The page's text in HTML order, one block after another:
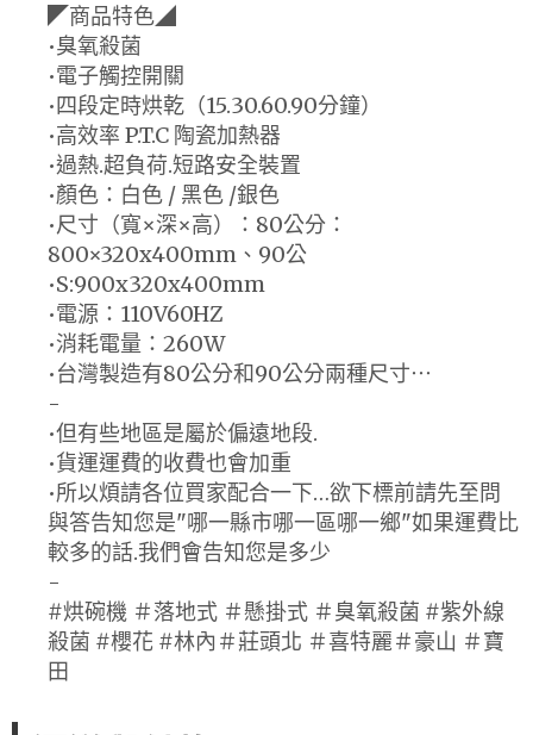
◤商品特色◢
•臭氧殺菌
•電子觸控開關
•四段定時烘乾（15.30.60.90分鐘）
•高效率 P.T.C 陶瓷加熱器
•過熱.超負荷.短路安全裝置
•顏色：白色 / 黑色 /銀色
•尺寸（寬×深×高）：80公分：
800×320x400mm、90公
•S:900x320x400mm
•電源：110V60HZ
•消耗電量：260W
•台灣製造有80公分和90公分兩種尺寸⋯
-
•但有些地區是屬於偏遠地段.
•貨運運費的收費也會加重
•所以煩請各位買家配合一下…欲下標前請先至問
與答告知您是"哪一縣市哪一區哪一鄉"如果運費比
較多的話.我們會告知您是多少
-
#烘碗機 ＃落地式 ＃懸掛式 ＃臭氧殺菌 #紫外線
殺菌 #櫻花 #林內＃莊頭北 ＃喜特麗＃豪山 ＃寶
田